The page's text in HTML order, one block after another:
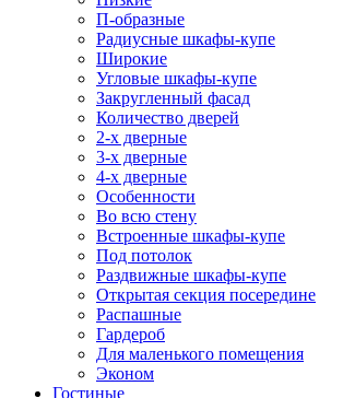
П-образные
Радиусные шкафы-купе
Широкие
Угловые шкафы-купе
Закругленный фасад
Количество дверей
2-х дверные
3-х дверные
4-х дверные
Особенности
Во всю стену
Встроенные шкафы-купе
Под потолок
Раздвижные шкафы-купе
Открытая секция посередине
Распашные
Гардероб
Для маленького помещения
Эконом
Гостиные